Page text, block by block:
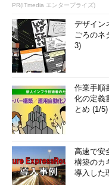
PR(ITmedia エンタープライズ)
デザイン
ごろのネ
3)
作業手順
化の定義
とめ (1/5)
高速で安
構築のカ
導入した